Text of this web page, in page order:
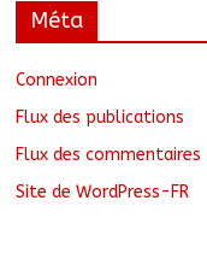
Méta
Connexion
Flux des publications
Flux des commentaires
Site de WordPress-FR